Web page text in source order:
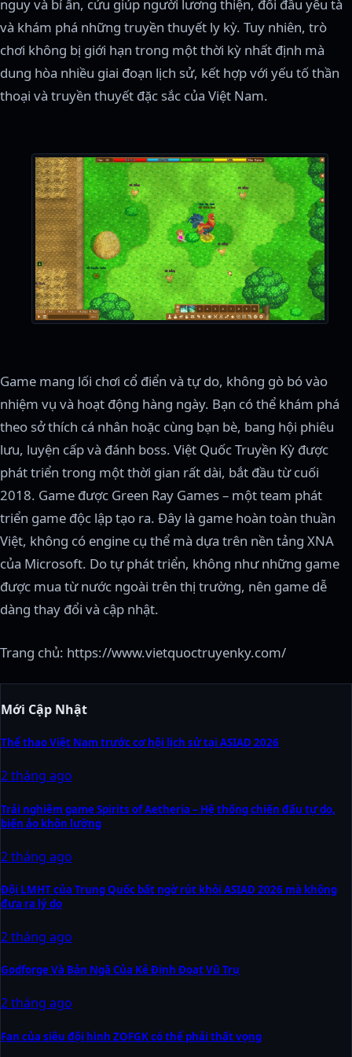
nguy và bí ẩn, cứu giúp người lương thiện, đối đầu yêu tà
và khám phá những truyền thuyết ly kỳ. Tuy nhiên, trò
chơi không bị giới hạn trong một thời kỳ nhất định mà
dung hòa nhiều giai đoạn lịch sử, kết hợp với yếu tố thần
thoại và truyền thuyết đặc sắc của Việt Nam.
Game mang lối chơi cổ điển và tự do, không gò bó vào
nhiệm vụ và hoạt động hàng ngày. Bạn có thể khám phá
theo sở thích cá nhân hoặc cùng bạn bè, bang hội phiêu
lưu, luyện cấp và đánh boss. Việt Quốc Truyền Kỳ được
phát triển trong một thời gian rất dài, bắt đầu từ cuối
2018. Game được Green Ray Games – một team phát
triển game độc lập tạo ra. Đây là game hoàn toàn thuần
Việt, không có engine cụ thể mà dựa trên nền tảng XNA
của Microsoft. Do tự phát triển, không như những game
được mua từ nước ngoài trên thị trường, nên game dễ
dàng thay đổi và cập nhật.
Trang chủ: https://www.vietquoctruyenky.com/
Mới Cập Nhật
Thể thao Việt Nam trước cơ hội lịch sử tại ASIAD 2026
2 tháng ago
Trải nghiệm game Spirits of Aetheria – Hệ thống chiến đấu tự do,
biến ảo khôn lường
2 tháng ago
Đội LMHT của Trung Quốc bất ngờ rút khỏi ASIAD 2026 mà không
đưa ra lý do
2 tháng ago
Godforge Và Bản Ngã Của Kẻ Định Đoạt Vũ Trụ
2 tháng ago
Fan của siêu đội hình ZOFGK có thể phải thất vọng